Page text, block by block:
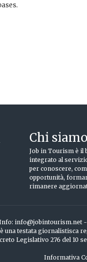
Chi siamo
Job in Tourism è il
integrato al
per conoscere,
opportunità,
rimanere
info@jobintourism.net -
una testata giornalistisca
Legislativo 276 del 10
Informativa